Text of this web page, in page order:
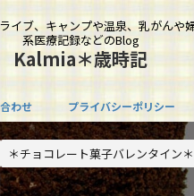
イブ、キャンプや温泉、乳がんや
系医療記録などのBlog
Kalmia＊歳時記
わせ プライバシーポリシー
＊チョコレート菓子バレンタイン＊